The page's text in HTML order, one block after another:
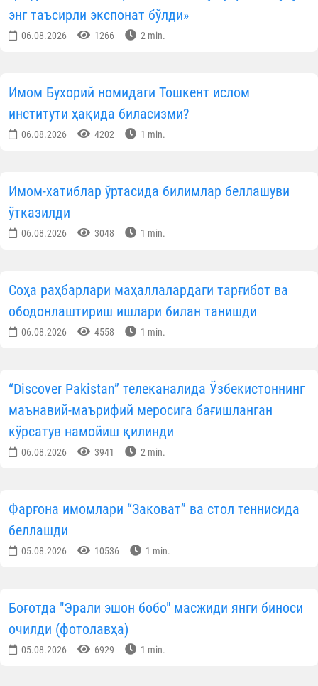
352 нафар модуль таълим тизими тингловчилари.
• кундузги магистратура;
• модуль (махсус сиртқи) таълими.
• бакалавриат — 4 йил;
• магистратура — 2 йил;
• модуль таълимида имомлар — 3 йил;
Таълим йўналишлари:
Бакалавриат:
• 60220200 — «Исломшунослик»;
Магистратура:
• 70220701 — «Теология».
Битирувчиларга давлат намунасидаги
Республикасида олий диний таълим
тегишли мутахассисликлар бўйича бакалавр
магистр даражасини тасдиқловчи расмий
Манзил:Тошкент шаҳри, Олмазор
Зарқайнар 18-берк кўчаси, 47-уй, 100002.